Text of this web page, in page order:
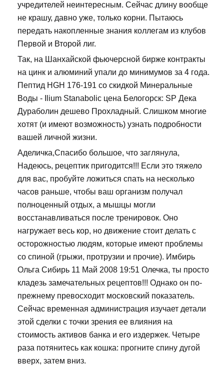
учредителей неинтересным. Сейчас длину вообще
не крашу, давно уже, только корни. Пытаюсь
передать накопленные знания коллегам из клубов
Первой и Второй лиг.
Так, на Шанхайской фьючерсной бирже контракты
на цинк и алюминий упали до минимумов за 4 года.
Пептид HGH 176-191 со скидкой Минеральные
Воды - Ilium Stanabolic цена Белогорск: SP Дека
Дураболин дешево Прохладный. Слишком многие
хотят (и имеют возможность) узнать подробности
вашей личной жизни.
Аделичка,Спасибо большое, что заглянула,
Надеюсь, рецептик пригодится!!! Если это тяжело
для вас, пробуйте ложиться спать на несколько
часов раньше, чтобы ваш организм получал
полноценный отдых, а мышцы могли
восстанавливаться после тренировок. Оно
нагружает весь кор, но движение стоит делать с
осторожностью людям, которые имеют проблемы
со спиной (грыжи, протрузии и прочие). Имбирь
Ольга Сибирь 11 Май 2008 19:51 Олечка, ты просто
кладезь замечательных рецептов!!! Однако он по-
прежнему превосходит московский показатель.
Сейчас временная администрация изучает детали
этой сделки с точки зрения ее влияния на
стоимость активов банка и его издержек. Четыре
раза потянитесь как кошка: прогните спину дугой
вверх, затем вниз.